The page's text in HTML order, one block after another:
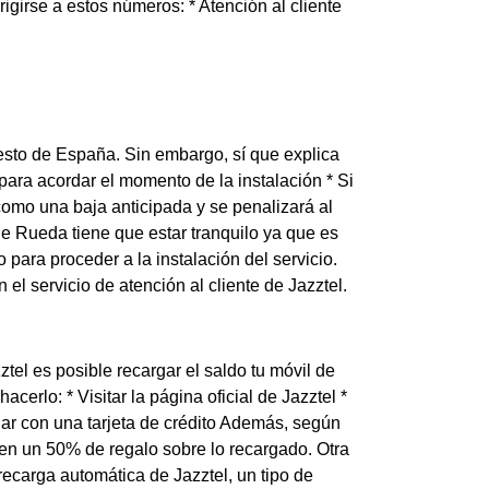
a estos números: * Atención al cliente
de España. Sin embargo, sí que explica
acordar el momento de la instalación * Si
una baja anticipada y se penalizará al
Rueda tiene que estar tranquilo ya que es
para proceder a la instalación del servicio.
el servicio de atención al cliente de Jazztel.
es posible recargar el saldo tu móvil de
* Visitar la página oficial de Jazztel *
con una tarjeta de crédito Además, según
un 50% de regalo sobre lo recargado. Otra
automática de Jazztel, un tipo de